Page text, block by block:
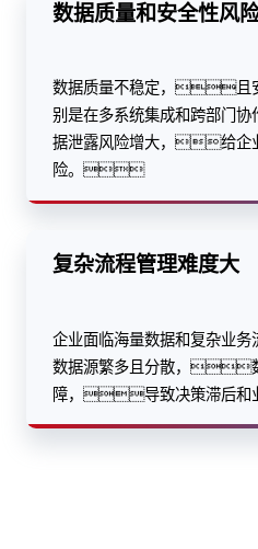
数据质量和安全性风
数据质量不稳定，且
别是在多系统集成和跨部门
据泄露风险增大，给企
险。
复杂流程管理难度大
企业面临海量数据和复杂业
数据源繁多且分散，
障，导致决策滞后和